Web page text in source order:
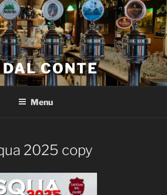
CONTE
Menu
2025 copy